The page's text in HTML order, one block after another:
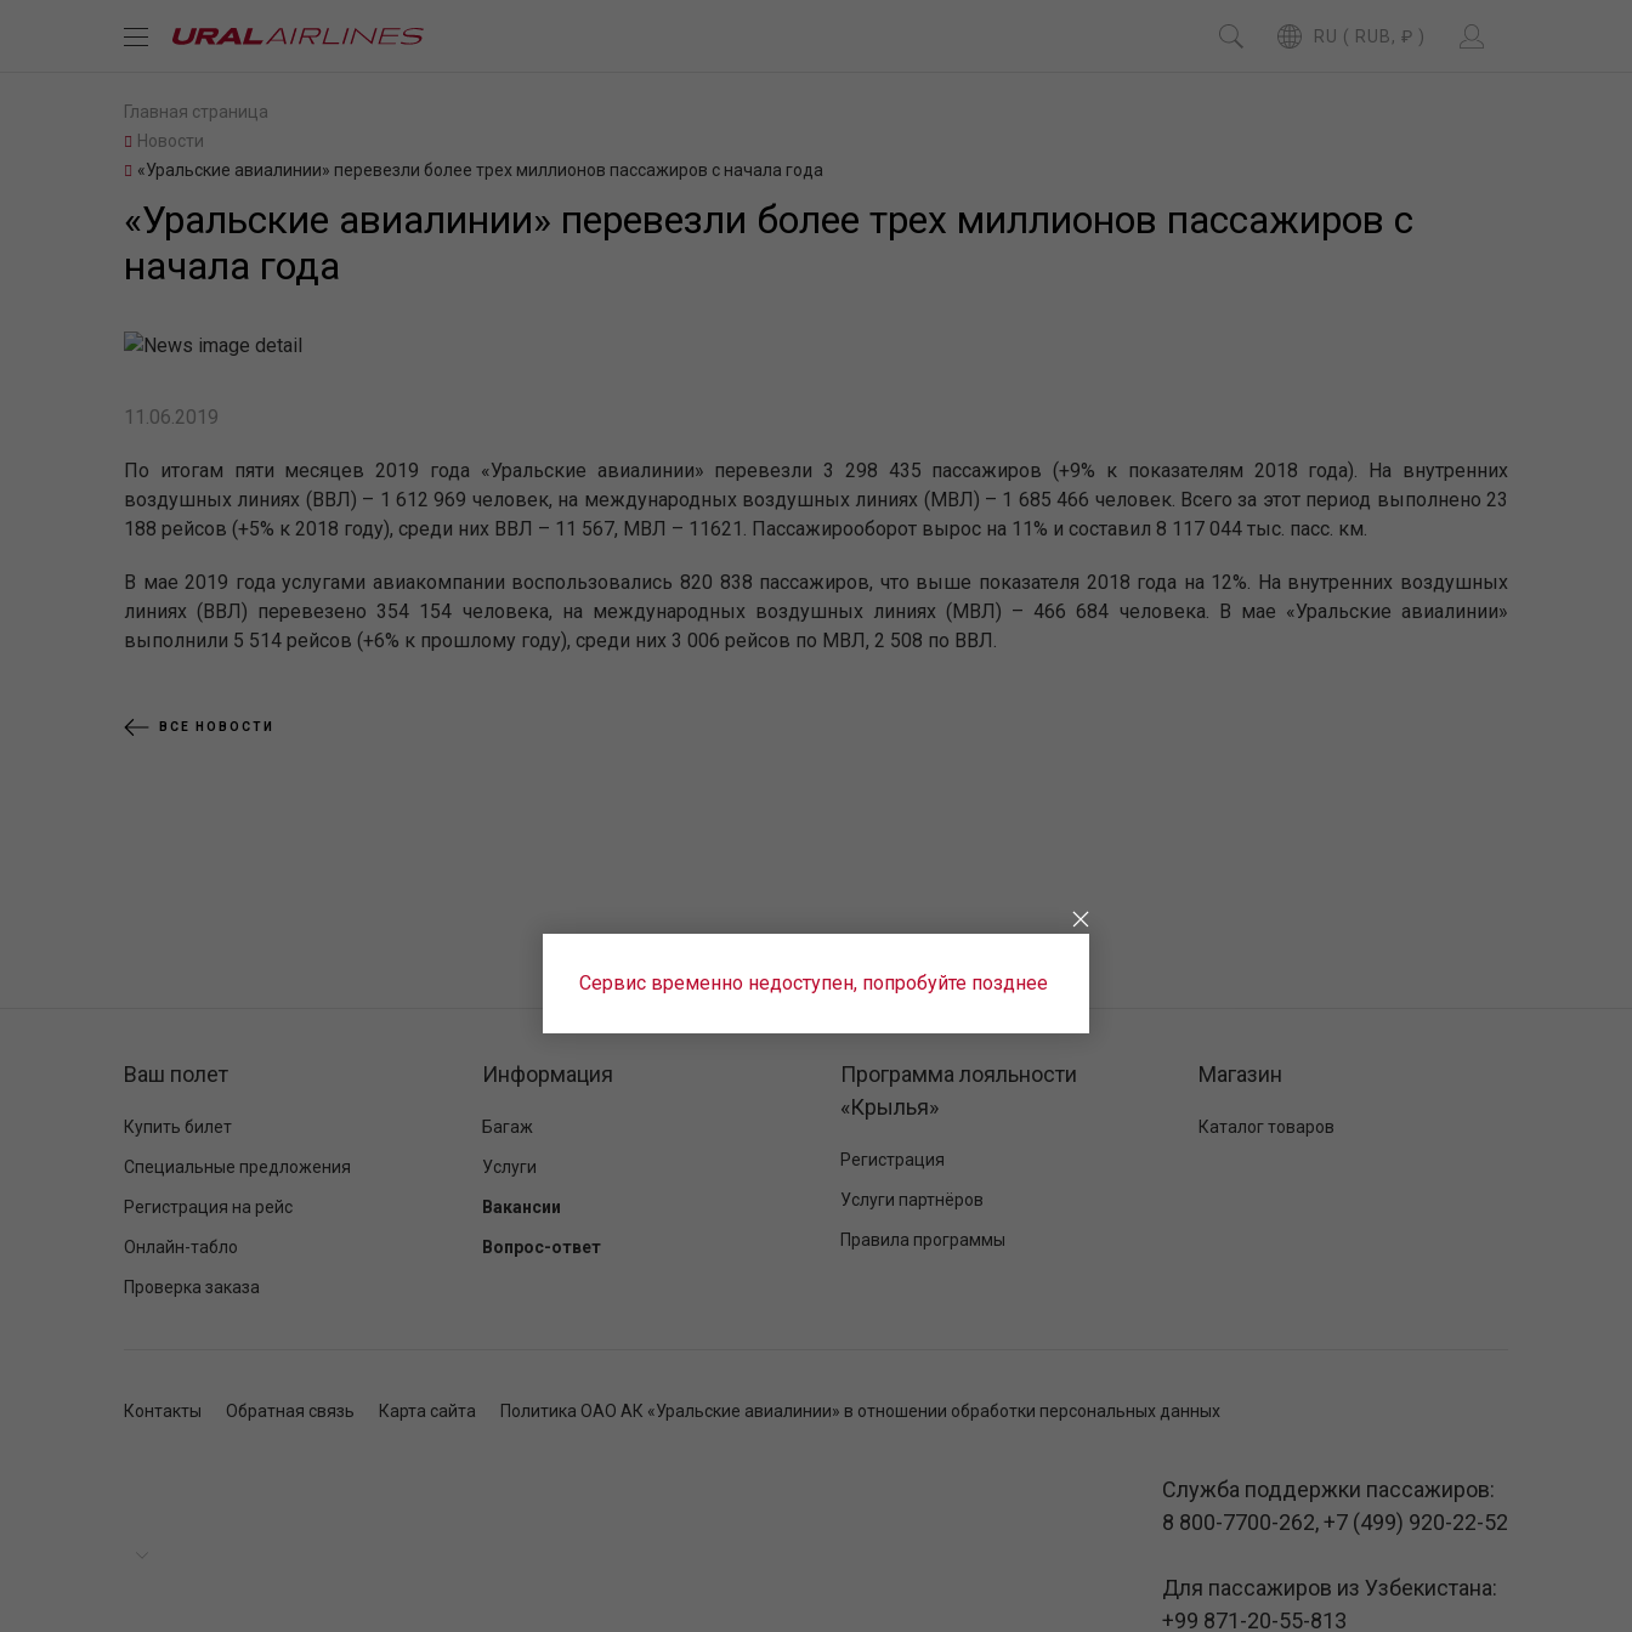
RU ( RUB, ₽ )
Главная страница
Новости
«Уральские авиалинии» перевезли более трех миллионов пассажиров с начала года
«Уральские авиалинии» перевезли более трех миллионов пассажиров с
начала года
11.06.2019
По итогам пяти месяцев 2019 года «Уральские авиалинии» перевезли 3 298 435 пассажиров (+9% к показателям 2018 года). На внутренних
воздушных линиях (ВВЛ) – 1 612 969 человек, на международных воздушных линиях (МВЛ) – 1 685 466 человек. Всего за этот период выполнено 23
188 рейсов (+5% к 2018 году), среди них ВВЛ – 11 567, МВЛ – 11621. Пассажирооборот вырос на 11% и составил 8 117 044 тыс. пасс. км.
В мае 2019 года услугами авиакомпании воспользовались 820 838 пассажиров, что выше показателя 2018 года на 12%. На внутренних воздушных
линиях (ВВЛ) перевезено 354 154 человека, на международных воздушных линиях (МВЛ) – 466 684 человека. В мае «Уральские авиалинии»
выполнили 5 514 рейсов (+6% к прошлому году), среди них 3 006 рейсов по МВЛ, 2 508 по ВВЛ.
ВСЕ НОВОСТИ
Сервис временно недоступен, попробуйте позднее
Ваш полет
Купить билет
Специальные предложения
Регистрация на рейс
Онлайн-табло
Проверка заказа
Информация
Багаж
Услуги
Вакансии
Вопрос-ответ
Программа лояльности
«Крылья»
Регистрация
Услуги партнёров
Правила программы
Магазин
Каталог товаров
Контакты Обратная связь Карта сайта Политика ОАО АК «Уральские авиалинии» в отношении обработки персональных данных
Служба поддержки пассажиров:
8 800-7700-262,+7 (499) 920-22-52
Для пассажиров из Узбекистана:
+99 871-20-55-813